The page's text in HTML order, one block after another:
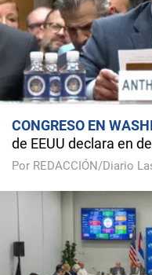
CONGRESO EN
de EEUU declara en
Por REDACCIÓN/Diario